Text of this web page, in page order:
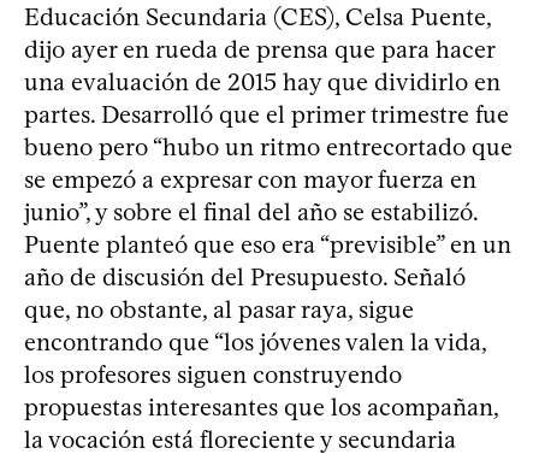
Educación Secundaria (CES), Celsa Puente,
dijo ayer en rueda de prensa que para hacer
una evaluación de 2015 hay que dividirlo en
partes. Desarrolló que el primer trimestre fue
bueno pero “hubo un ritmo entrecortado que
se empezó a expresar con mayor fuerza en
junio”, y sobre el final del año se estabilizó.
Puente planteó que eso era “previsible” en un
año de discusión del Presupuesto. Señaló
que, no obstante, al pasar raya, sigue
encontrando que “los jóvenes valen la vida,
los profesores siguen construyendo
propuestas interesantes que los acompañan,
la vocación está floreciente y secundaria